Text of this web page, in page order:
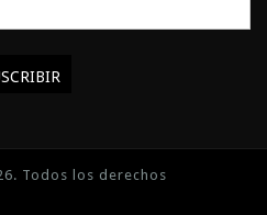
Todos los derechos